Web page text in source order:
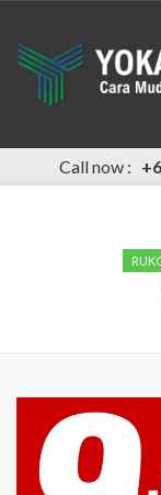
Call now :